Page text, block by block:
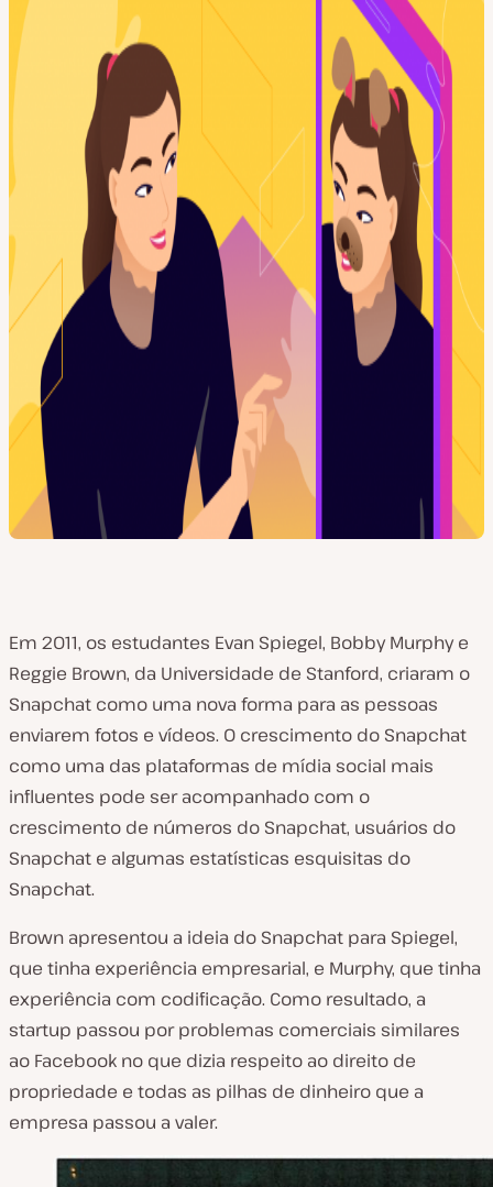
Em 2011, os estudantes Evan Spiegel, Bobby Murphy e
Reggie Brown, da Universidade de Stanford, criaram o
Snapchat como uma nova forma para as pessoas
enviarem fotos e vídeos. O crescimento do Snapchat
como uma das plataformas de mídia social mais
influentes pode ser acompanhado com o
crescimento de números do Snapchat, usuários do
Snapchat e algumas estatísticas esquisitas do
Snapchat.
Brown apresentou a ideia do Snapchat para Spiegel,
que tinha experiência empresarial, e Murphy, que tinha
experiência com codificação. Como resultado, a
startup passou por problemas comerciais similares
ao Facebook no que dizia respeito ao direito de
propriedade e todas as pilhas de dinheiro que a
empresa passou a valer.